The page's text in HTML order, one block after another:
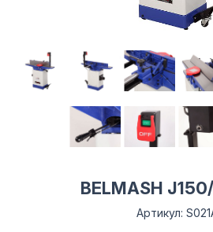
BELMASH
Артикул: